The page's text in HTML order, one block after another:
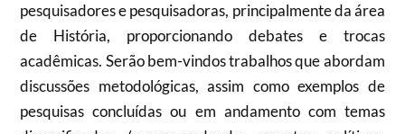
pesquisadores e pesquisadoras, principalmente da área
de História, proporcionando debates e trocas
acadêmicas. Serão bem-vindos trabalhos que abordam
discussões metodológicas, assim como exemplos de
pesquisas concluídas ou em andamento com temas